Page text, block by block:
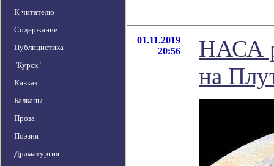
К читателю
Содержание
Публицистика
"Курск"
Кавказ
Балканы
Проза
Поэзия
Драматургия
01.11.2019
20:56
НАСА
на